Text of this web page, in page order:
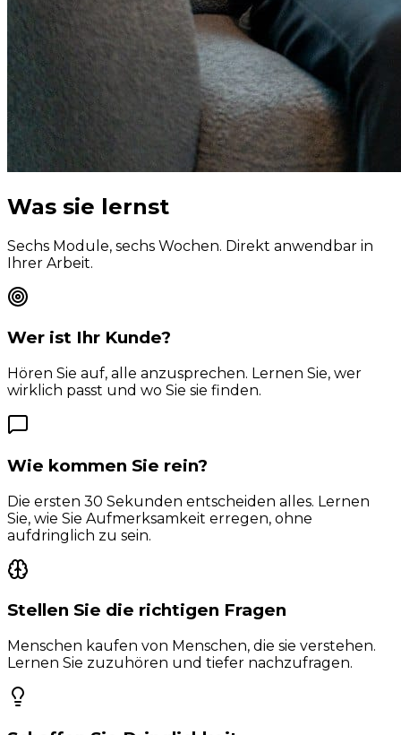
Was sie lernst
Sechs Module, sechs Wochen. Direkt anwendbar in
Ihrer Arbeit.
Wer ist Ihr Kunde?
Hören Sie auf, alle anzusprechen. Lernen Sie, wer
wirklich passt und wo Sie sie finden.
Wie kommen Sie rein?
Die ersten 30 Sekunden entscheiden alles. Lernen
Sie, wie Sie Aufmerksamkeit erregen, ohne
aufdringlich zu sein.
Stellen Sie die richtigen Fragen
Menschen kaufen von Menschen, die sie verstehen.
Lernen Sie zuzuhören und tiefer nachzufragen.